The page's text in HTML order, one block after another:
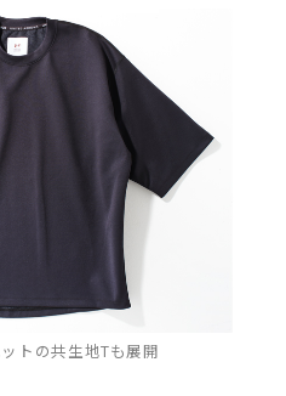
トの共生地Tも展開